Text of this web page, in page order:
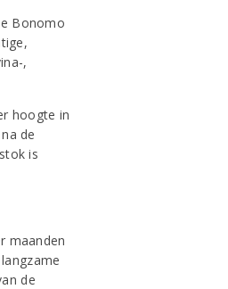
Bonomo
,
hoogte in
de
is
maanden
de